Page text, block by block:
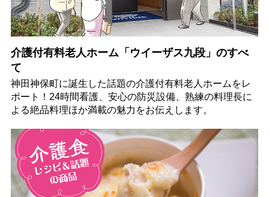
介護付有料老人ホーム「ウイーザス九段」のすべ
て
神田神保町に誕生した話題の介護付有料老人ホームをレ
ポート！24時間看護、安心の防災設備、熟練の料理長に
よる絶品料理ほか満載の魅力をお伝えします。